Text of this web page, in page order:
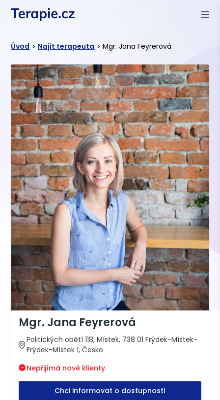
Úvod > Najít terapeuta > Mgr. Jana Feyrerová
Mgr. Jana Feyrerová
Politických obětí 118, Místek, 738 01 Frýdek-Místek-
Frýdek-Místek 1, Česko
Nepřijímá nové klienty
Chci informovat o dostupnosti